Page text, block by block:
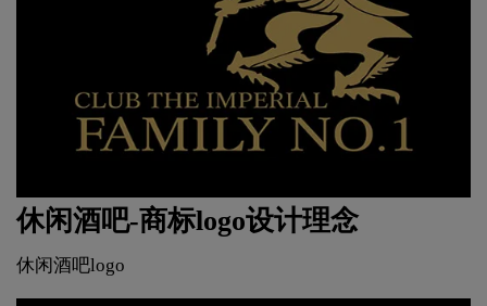
休闲酒吧-商标logo设计理念
休闲酒吧logo